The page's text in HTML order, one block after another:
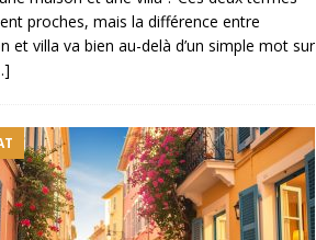
proches, mais la différence entre
et villa va bien au-delà d’un simple mot sur